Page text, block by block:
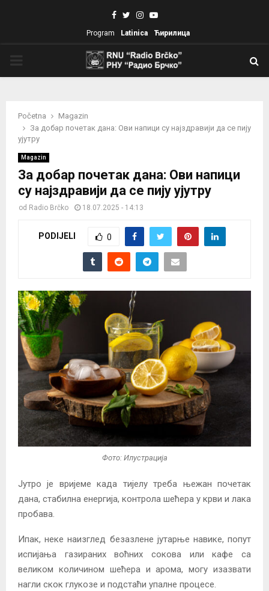
Facebook
TwitterInstagram
Youtube
Program Latinica Ћирилица
Početna
Magazin
За добар почетак дана: Ови напици су најздравији да се пију
ујутру
Magazin
За добар почетак дана: Ови напици
су најздравији да се пију ујутру
od Radio Brčko 18.07.2025 - 14:13
PODIJELI 0
Фото: Илустрација
Јутро је вријеме када тијелу треба њежан почетак
дана, стабилна енергија, контрола шећера у крви и лака
пробава.
Ипак, неке наизглед безазлене јутарње навике, попут
испијања газираних воћних сокова или кафе са
великом количином шећера и арома, могу изазвати
нагли скок глукозе и подстаћи упалне процесе.